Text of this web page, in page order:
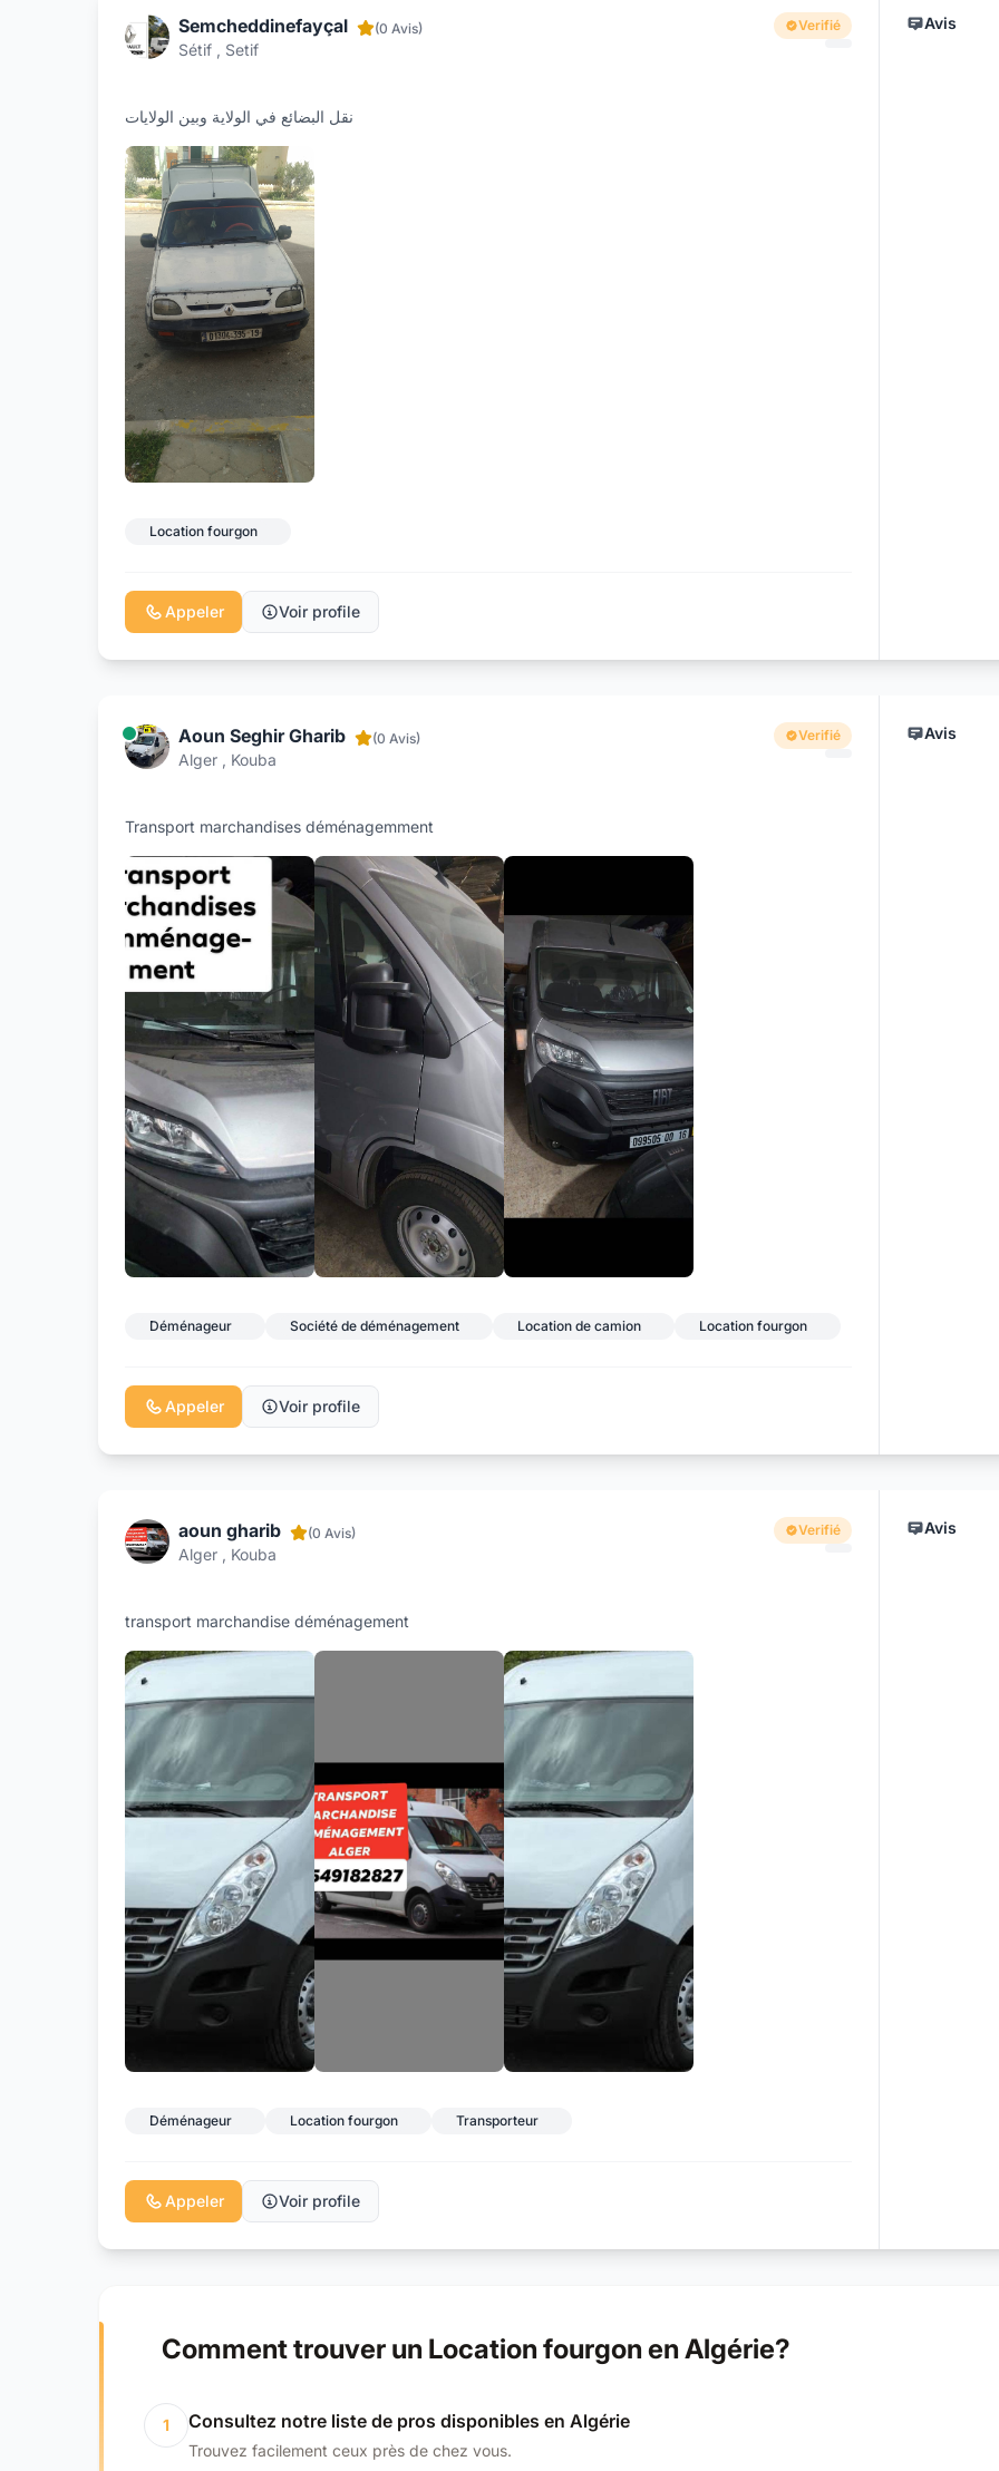
Semcheddinefayçal
Sétif , Setif
(0 Avis) Verifié
نقل البضائع في الولاية وبين الولايات
Location fourgon
Appeler Voir profile
Avis
Aoun Seghir Gharib
Alger , Kouba
(0 Avis) Verifié
Transport marchandises déménagemment
Déménageur Société de déménagement Location de camion Location fourgon
Appeler Voir profile
Avis
aoun gharib
Alger , Kouba
(0 Avis) Verifié
transport marchandise déménagement
Déménageur Location fourgon Transporteur
Appeler Voir profile
Avis
Comment trouver un Location fourgon en Algérie?
1 Consultez notre liste de pros disponibles en Algérie
Trouvez facilement ceux près de chez vous.